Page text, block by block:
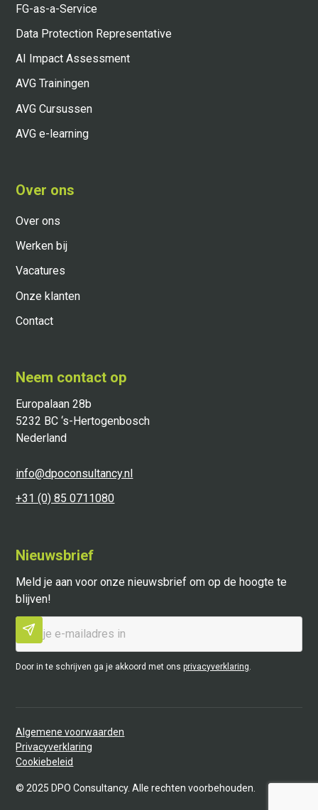
FG-as-a-Service
Data Protection Representative
AI Impact Assessment
AVG Trainingen
AVG Cursussen
AVG e-learning
Over ons
Over ons
Werken bij
Vacatures
Onze klanten
Contact
Neem contact op
Europalaan 28b
5232 BC ‘s-Hertogenbosch
Nederland
info@dpoconsultancy.nl
+31 (0) 85 0711080
Nieuwsbrief
Meld je aan voor onze nieuwsbrief om op de hoogte te
blijven!
Door in te schrijven ga je akkoord met onsprivacyverklaring
© 2025 DPO Consultancy. Alle rechten voorbehouden.
Algemene voorwaarden
Privacyverklaring
Cookiebeleid